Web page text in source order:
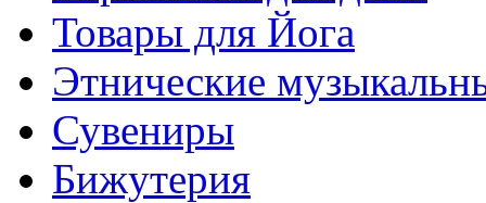
Товары для Йога
Этнические
Сувениры
Бижутерия